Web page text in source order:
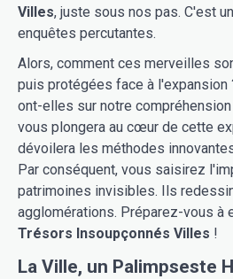
Villes, juste sous nos pas. C'est
enquêtes percutantes.
Alors, comment ces merveilles
puis protégées face à l'expansion
ont-elles sur notre
vous plongera au cœur de cette
dévoilera les méthodes
Par conséquent, vous saisirez
patrimoines invisibles. Ils
agglomérations. Préparez-vous à
Trésors Insoupçonnés Villes !
La Ville, un Palimpseste